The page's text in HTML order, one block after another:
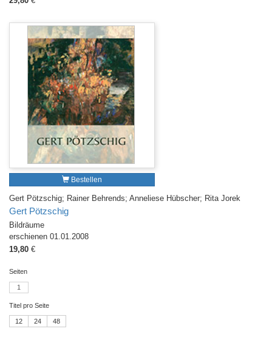
Bestellen
Gert Pötzschig; Rainer Behrends; Anneliese Hübscher; Rita Jorek
Gert Pötzschig
Bildräume
erschienen 01.01.2008
19,80 €
Seiten
1
Titel pro Seite
12 24 48